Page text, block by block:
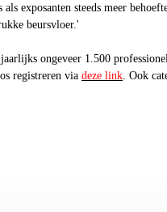
exposanten steeds meer
beursvloer.'
ongeveer 1.500
registreren via deze link. Ook